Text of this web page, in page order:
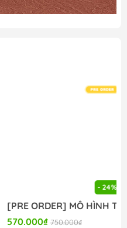
- 24%
[PRE ORDER] MÔ HÌNH To Aru Kagaku no Railgun - Misaka Mikoto - Moflock - Fluffy Bunny Ver. (Taito) FIGURE CHÍNH HÃNG
570.000₫ 750.000₫